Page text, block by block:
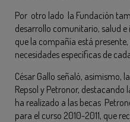
Por otro lado la Fundación
desarrollo comunitario, salud e
que la compañía está
necesidades específicas de
César Gallo señaló, asimismo,
Repsol y Petronor,
ha realizado a las becas
para el curso 2010-2011, que